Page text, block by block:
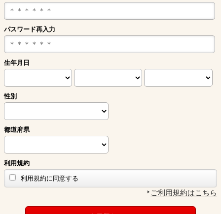
パスワード再入力
生年月日
性別
都道府県
利用規約
利用規約に同意する
ご利用規約はこちら